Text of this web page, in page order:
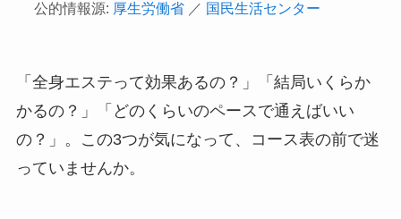
公的情報源: 厚生労働省／ 国民生活センター
「全身エステって効果あるの？」「結局いくらか
かるの？」「どのくらいのペースで通えばいい
の？」。この3つが気になって、コース表の前で迷
っていませんか。